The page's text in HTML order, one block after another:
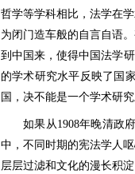
哲学等学科相比，法学在
为闭门造车般的自言自语
到中国来，使得中国法学
的学术研究水平反映了国
国，决不能是一个学术研
如果从1908年晚清政
中，不同时期的宪法学人
层层过滤和文化的漫长积